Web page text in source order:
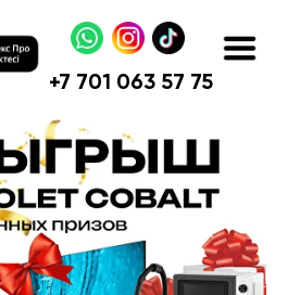
+7 701 063 57 75